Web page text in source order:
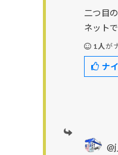
二つ目
ネット
1人が
ナ